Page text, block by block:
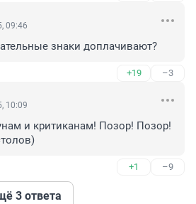
09:46
знаки доплачивают?
+19 –3
10:09
и критиканам! Позор! Позор!
+1 –9
3 ответа